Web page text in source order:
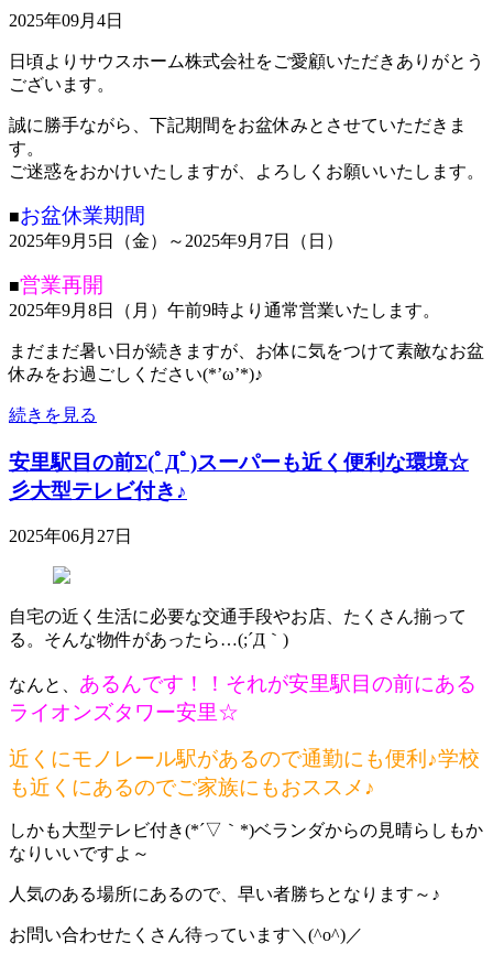
2025年09月4日
日頃よりサウスホーム株式会社をご愛顧いただきありがとう
ございます。
誠に勝手ながら、下記期間をお盆休みとさせていただきま
す。
ご迷惑をおかけいたしますが、よろしくお願いいたします。
■お盆休業期間
2025年9月5日（金）～2025年9月7日（日）
■営業再開
2025年9月8日（月）午前9時より通常営業いたします。
まだまだ暑い日が続きますが、お体に気をつけて素敵なお盆
休みをお過ごしください(*’ω’*)♪
続きを見る
安里駅目の前Σ(ﾟДﾟ)スーパーも近く便利な環境☆
彡大型テレビ付き♪
2025年06月27日
自宅の近く生活に必要な交通手段やお店、たくさん揃って
る。そんな物件があったら…(;´Д｀)
なんと、 あるんです！！それが安里駅目の前にある
ライオンズタワー安里☆
近くにモノレール駅があるので通勤にも便利♪学校
も近くにあるのでご家族にもおススメ♪
しかも大型テレビ付き(*´▽｀*)ベランダからの見晴らしもか
なりいいですよ～
人気のある場所にあるので、早い者勝ちとなります～♪
お問い合わせたくさん待っています＼(^o^)／